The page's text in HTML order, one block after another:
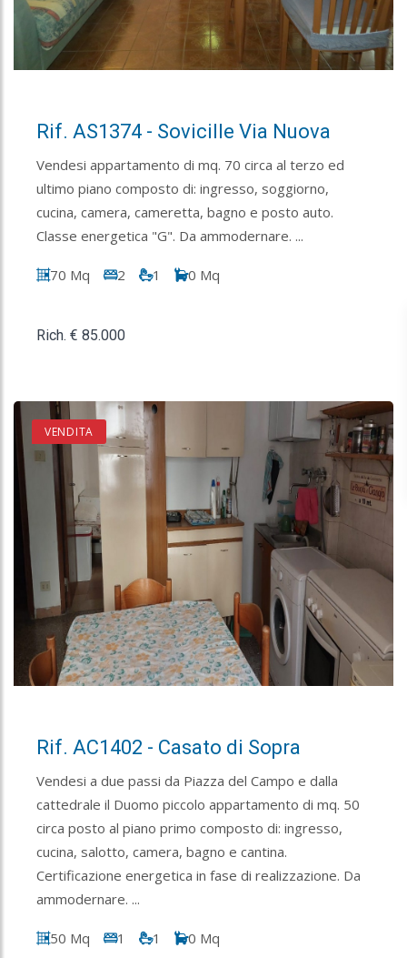
Rif. AS1374 - Sovicille Via Nuova
Vendesi appartamento di mq. 70 circa al terzo ed
ultimo piano composto di: ingresso, soggiorno,
cucina, camera, cameretta, bagno e posto auto.
Classe energetica "G". Da ammodernare. ...
70 Mq 2 1 0 Mq
Rich. € 85.000
VENDITA
Rif. AC1402 - Casato di Sopra
Vendesi a due passi da Piazza del Campo e dalla
cattedrale il Duomo piccolo appartamento di mq. 50
circa posto al piano primo composto di: ingresso,
cucina, salotto, camera, bagno e cantina.
Certificazione energetica in fase di realizzazione. Da
ammodernare. ...
50 Mq 1 1 0 Mq